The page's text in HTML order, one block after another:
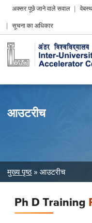
Header
menu
अक्सर पूछे जाने वाले सवाल
सूचना का अधिकार
आउटरीच
Breadcrumb
मुख्य पृष्ठ आउटरीच
Ph D Training